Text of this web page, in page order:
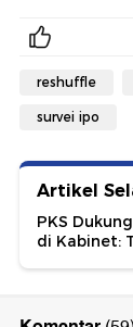
reshuffle
survei ipo
Artikel
PKS
di Kabinet: